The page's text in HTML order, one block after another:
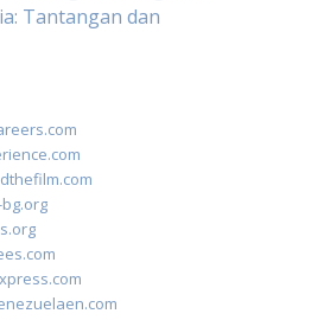
Tantangan dan